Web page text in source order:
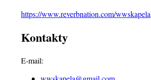
https://www.reverbnation.com/wwskapela
Kontakty
E-mail: